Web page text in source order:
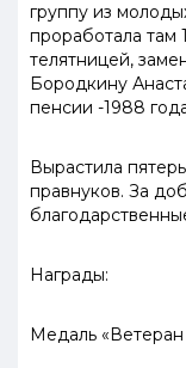
группу из
проработала там
телятницей,
Бородкину
пенсии -1988
Вырастила
правнуков. За
Награды:
Медаль